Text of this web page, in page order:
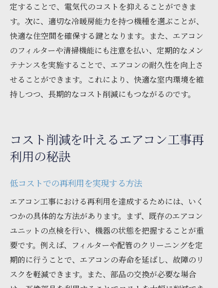
定することで、電気代のコストを抑えることができま
す。次に、適切な冷暖房能力を持つ機種を選ぶことが、
快適な住空間を確保する鍵となります。また、エアコン
のフィルターや清掃機能にも注意を払い、定期的なメン
テナンスを実施することで、エアコンの耐久性を向上さ
せることができます。これにより、快適な室内環境を維
持しつつ、長期的なコスト削減にもつながるのです。
コスト削減を叶えるエアコン工事再
利用の秘訣
低コストでの再利用を実現する方法
エアコン工事における再利用を達成するためには、いく
つかの具体的な方法があります。まず、既存のエアコン
ユニットの点検を行い、機器の状態を把握することが重
要です。例えば、フィルターや配管のクリーニングを定
期的に行うことで、エアコンの寿命を延ばし、故障のリ
スクを軽減できます。また、部品の交換が必要な場合